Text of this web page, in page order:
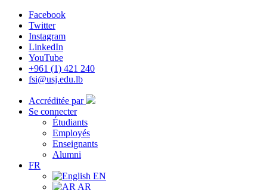
Facebook
Twitter
Instagram
LinkedIn
YouTube
+961 (1) 421 240
fsi@usj.edu.lb
Accréditée par
Se connecter
Étudiants
Employés
Enseignants
Alumni
FR
EN
AR